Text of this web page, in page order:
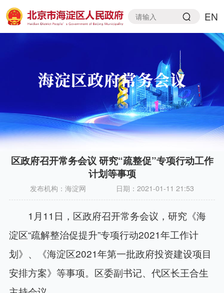
EN
区政府召开常务会议 研究“疏整促”专项行动工作
计划等事项
发布机构：海淀网 日期： 2021-01-11 21:53
1月11日，区政府召开常务会议，研究《海
淀区“疏解整治促提升”专项行动2021年工作计
划》、《海淀区2021年第一批政府投资建设项目
安排方案》等事项。区委副书记、代区长王合生